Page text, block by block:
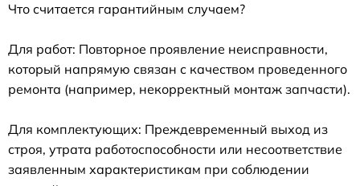
Что считается гарантийным случаем?
Для работ: Повторное проявление неисправности,
который напрямую связан с качеством проведенного
ремонта (например, некорректный монтаж запчасти).
Для комплектующих: Преждевременный выход из
строя, утрата работоспособности или несоответствие
заявленным характеристикам при соблюдении